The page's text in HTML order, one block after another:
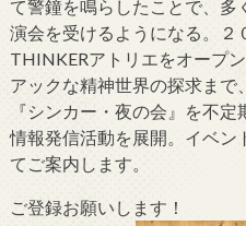
て警鐘を鳴らしたことで、
演会を受けるようになる。２
THINKERアトリエをオープ
アックな精神世界の探求ま
『シンカー・夜の会』を不
情報発信活動を展開。イベン
てご案内します。
ご登録お願いします！